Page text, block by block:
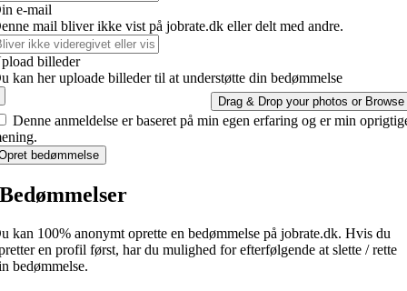
e-mail
mail bliver ikke vist på jobrate.dk eller delt med andre.
billeder
kan her uploade billeder til at understøtte din bedømmelse
Drag & Drop your photos or Browse
Denne anmeldelse er baseret på min egen erfaring og er min
bedømmelse
Bedømmelser
kan 100% anonymt oprette en bedømmelse på jobrate.dk. Hvis du
en profil først, har du mulighed for efterfølgende at slette / rette
bedømmelse.